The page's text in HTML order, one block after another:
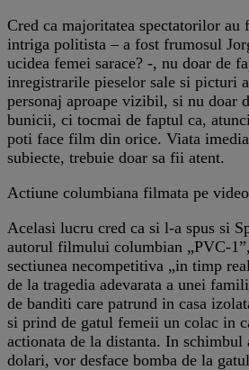
Cred ca majoritatea spectatorilor au
intriga politista – a fost frumosul
ucidea femei sarace? -, nu doar de
inregistrarile pieselor sale si picturi
personaj aproape vizibil, si nu doar
bunicii, ci tocmai de faptul ca,
poti face film din orice. Viata
subiecte, trebuie doar sa fii atent.
Actiune columbiana filmata pe video
Acelasi lucru cred ca si l-a spus si
autorul filmului columbian „PVC-
sectiunea necompetitiva „in timp
de la tragedia adevarata a unei
de banditi care patrund in casa
si prind de gatul femeii un colac in
actionata de la distanta. In schimbul
dolari, vor desface bomba de la